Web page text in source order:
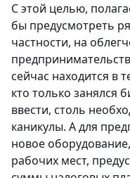
С этой целью,
бы предусмотреть
частности, на
сейчас находится в
кто только занялся
ввести, столь
каникулы. А для
новое
рабочих мест,